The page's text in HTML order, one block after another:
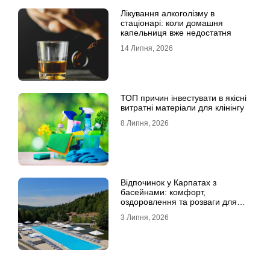
Лікування алкоголізму в
стаціонарі: коли домашня
капельниця вже недостатня
14 Липня, 2026
ТОП причин інвестувати в якісні
витратні матеріали для клінінгу
8 Липня, 2026
Відпочинок у Карпатах з
басейнами: комфорт,
оздоровлення та розваги для
3 Липня, 2026